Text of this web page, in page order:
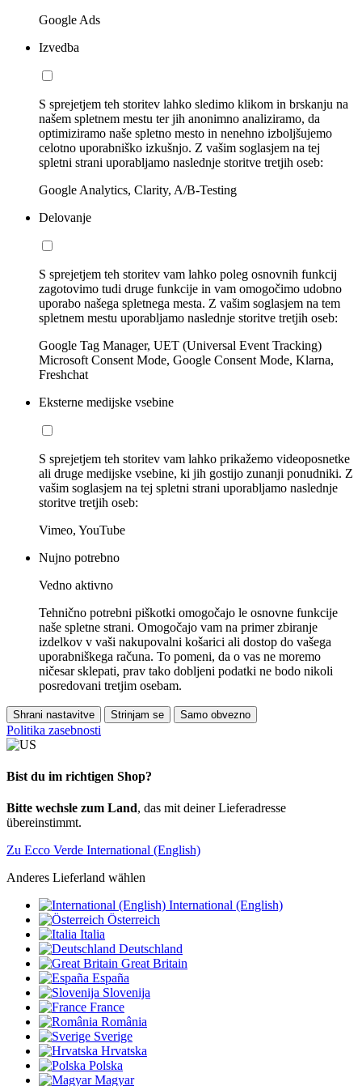
Google Ads
Izvedba
S sprejetjem teh storitev lahko sledimo klikom in brskanju na
našem spletnem mestu ter jih anonimno analiziramo, da
optimiziramo naše spletno mesto in nenehno izboljšujemo
celotno uporabniško izkušnjo. Z vašim soglasjem na tej
spletni strani uporabljamo naslednje storitve tretjih oseb:
Google Analytics, Clarity, A/B-Testing
Delovanje
S sprejetjem teh storitev vam lahko poleg osnovnih funkcij
zagotovimo tudi druge funkcije in vam omogočimo udobno
uporabo našega spletnega mesta. Z vašim soglasjem na tem
spletnem mestu uporabljamo naslednje storitve tretjih oseb:
Google Tag Manager, UET (Universal Event Tracking)
Microsoft Consent Mode, Google Consent Mode, Klarna,
Freshchat
Eksterne medijske vsebine
S sprejetjem teh storitev vam lahko prikažemo videoposnetke
ali druge medijske vsebine, ki jih gostijo zunanji ponudniki. Z
vašim soglasjem na tej spletni strani uporabljamo naslednje
storitve tretjih oseb:
Vimeo, YouTube
Nujno potrebno
Vedno aktivno
Tehnično potrebni piškotki omogočajo le osnovne funkcije
naše spletne strani. Omogočajo vam na primer zbiranje
izdelkov v vaši nakupovalni košarici ali dostop do vašega
uporabniškega računa. To pomeni, da o vas ne moremo
ničesar sklepati, prav tako dobljeni podatki ne bodo nikoli
posredovani tretjim osebam.
Shrani nastavitve Strinjam se Samo obvezno
Politika zasebnosti
Bist du im richtigen Shop?
Bitte wechsle zum Land, das mit deiner Lieferadresse
übereinstimmt.
Zu Ecco Verde International (English)
Anderes Lieferland wählen
International (English)
Österreich
Italia
Deutschland
Great Britain
España
Slovenija
France
România
Sverige
Hrvatska
Polska
Magyar